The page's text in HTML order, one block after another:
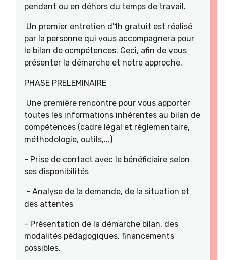
pendant ou en déhors du temps de travail.
Un premier entretien d'1h gratuit est réalisé
par la personne qui vous accompagnera pour
le bilan de ocmpétences. Ceci, afin de vous
présenter la démarche et notre approche.
PHASE PRELEMINAIRE
Une première rencontre pour vous apporter
toutes les informations inhérentes au bilan de
compétences (cadre légal et réglementaire,
méthodologie, outils,...)
- Prise de contact avec le bénéficiaire selon
ses disponibilités
- Analyse de la demande, de la situation et
des attentes
- Présentation de la démarche bilan, des
modalités pédagogiques, financements
possibles.